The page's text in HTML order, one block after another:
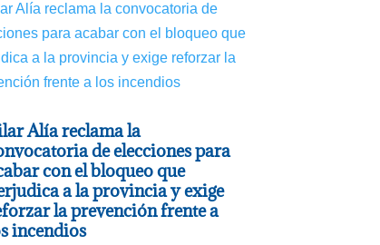
Alía reclama la
de elecciones para
con el bloqueo que
a la provincia y exige
la prevención frente a
incendios